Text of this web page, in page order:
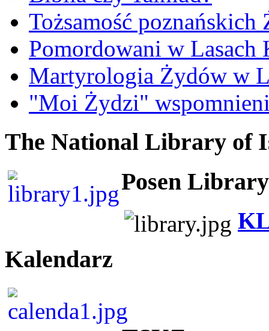
Tożsamość poznańskich
Pomordowani w Lasach
Martyrologia Żydów w
"Moi Żydzi"
The National Library of
Posen Library
Kalendarz